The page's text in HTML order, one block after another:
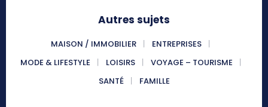
Autres sujets
MAISON / IMMOBILIER
ENTREPRISES
MODE & LIFESTYLE
LOISIRS
VOYAGE – TOURISME
SANTÉ
FAMILLE